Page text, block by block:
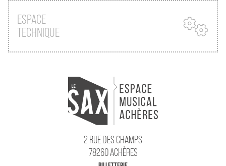
ESPACE
TECHNIQUE
2 RUE DES CHAMPS
78260 ACHÈRES